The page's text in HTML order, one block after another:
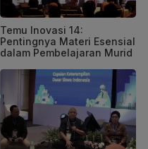
Temu Inovasi 14:
Pentingnya Materi Esensial
dalam Pembelajaran Murid